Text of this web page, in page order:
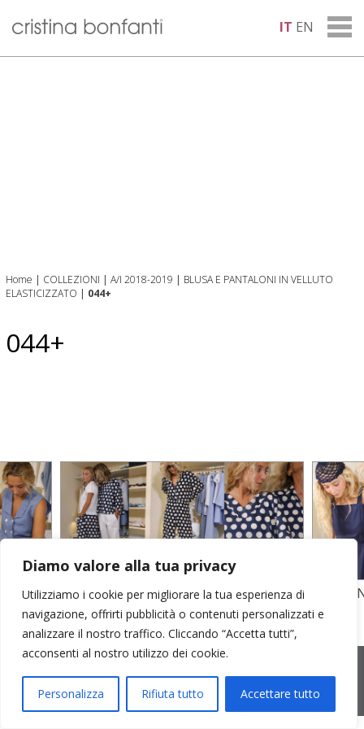
Diamo valore alla tua privacy
Utilizziamo i cookie per migliorare la tua esperienza di
navigazione, offrirti pubblicità o contenuti personalizzati e
analizzare il nostro traffico. Cliccando “Accetta tutti”,
acconsenti al nostro utilizzo dei cookie.
Personalizza Rifiuta tutto Accettare tutto
IT EN
Home | COLLEZIONI | A/I 2018-2019 | BLUSA E PANTALONI IN VELLUTO
ELASTICIZZATO | 044+
044+
STAMPA SU CREPE SETA E POPELINE
COTONE
GARZA
2026 © Cristina Bonfanti| sede operativa: Via Emilia 8, 20881
Bernareggio MB | sede legale: via Duca degli Abruzzi 7/A, 20871
Vimercate MB | r.e.a.: MB-2559099 | C.F / P.IVA IT10810090968 |